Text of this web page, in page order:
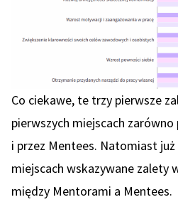
Co ciekawe, te trzy pierwsze
pierwszych miejscach
i przez Mentees. Natomiast
miejscach wskazywane zalety
między Mentorami a Mentees.